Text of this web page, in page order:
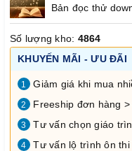
Bản đọc thử
Số lượng kho: 4864
KHUYẾN MÃI - ƯU ĐÃI
1 Giảm giá khi mua
2 Freeship đơn hàng >
3 Tư vấn chọn giáo
4 Tư vấn lộ trình ôn thi